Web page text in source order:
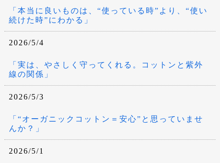
「本当に良いものは、“使っている時”より、“使い
続けた時”にわかる」
2026/5/4
「実は、やさしく守ってくれる。コットンと紫外
線の関係」
2026/5/3
「“オーガニックコットン＝安心”と思っていませ
んか？」
2026/5/1